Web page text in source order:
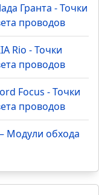
Гранта - Точки
проводов
Rio - Точки
проводов
Focus - Точки
проводов
Модули обхода